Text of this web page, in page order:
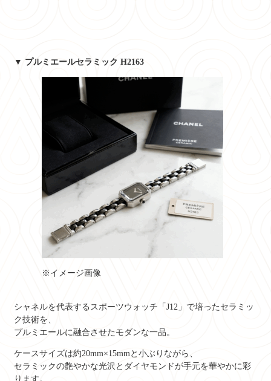
▼ プルミエールセラミック H2163
※イメージ画像
シャネルを代表するスポーツウォッチ「J12」で培ったセラミッ
ク技術を、
プルミエールに融合させたモダンな一品。
ケースサイズは約20mm×15mmと小ぶりながら、
セラミックの艶やかな光沢とダイヤモンドが手元を華やかに彩
ります。